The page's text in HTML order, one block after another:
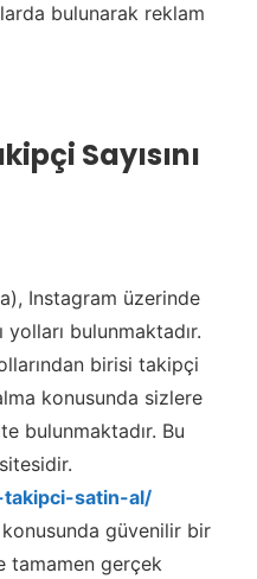
bulunarak reklam
Sayısını
Instagram üzerinde
bulunmaktadır.
birisi takipçi
konusunda sizlere
bulunmaktadır. Bu
satin-al/
güvenilir bir
tamamen gerçek